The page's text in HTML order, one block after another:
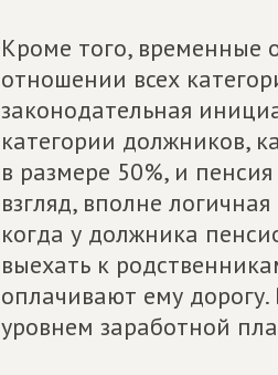
Кроме того, временные
отношении всех
законодательная
категории должников,
в размере 50%, и
взгляд, вполне
когда у должника
выехать к
оплачивают ему дорогу.
уровнем заработной